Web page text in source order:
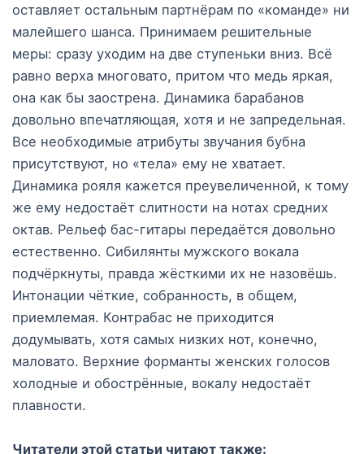
оставляет остальным партнёрам по «команде» ни
малейшего шанса. Принимаем решительные
меры: сразу уходим на две ступеньки вниз. Всё
равно верха многовато, притом что медь яркая,
она как бы заострена. Динамика барабанов
довольно впечатляющая, хотя и не запредельная.
Все необходимые атрибуты звучания бубна
присутствуют, но «тела» ему не хватает.
Динамика рояля кажется преувеличенной, к тому
же ему недостаёт слитности на нотах средних
октав. Рельеф бас-гитары передаётся довольно
естественно. Сибилянты мужского вокала
подчёркнуты, правда жёсткими их не назовёшь.
Интонации чёткие, собранность, в общем,
приемлемая. Контрабас не приходится
додумывать, хотя самых низких нот, конечно,
маловато. Верхние форманты женских голосов
холодные и обострённые, вокалу недостаёт
плавности.
Читатели этой статьи читают также: